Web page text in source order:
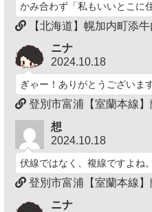
かみ合わず「私もいいとこに
【北海道】幌加内町添
ニナ
2024.10.18
ぎゃー！ありがとうございま
登別市富浦【室蘭本線
想
2024.10.18
伏線ではなく、複線ですよね。
登別市富浦【室蘭本線
ニナ